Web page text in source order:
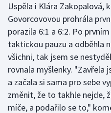
Krasobruslení
Lezení
Lyže a snowboard
Moderní pětiboj
Motorsport
Uspěla i Klára Zakopalová,
Govorcovovou prohrála
porazila 6:1 a 6:2. Po
taktickou pauzu a odběhla
všichni, tak jsem se
rovnala myšlenky. "Zavřela
a začala si sama pro sebe
změnit, že to takhle nejde,
míče, a podařilo se to,"